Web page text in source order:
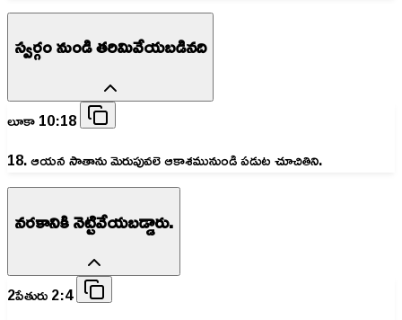
స్వర్గం నుండి తరిమివేయబడినది
లూకా 10:18
18. ఆయన సాతాను మెరుపువలె ఆకాశమునుండి పడుట చూచితిని.
నరకానికి నెట్టివేయబడ్డారు.
2పేతురు 2:4